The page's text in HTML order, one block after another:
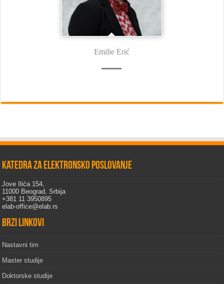
Emilie Erić
Katedra za elektronsko poslovanje
Jove Ilića 154,
11000 Beograd, Srbija
+381 11 3950895
elab-office@elab.rs
Brzi linkovi
Nastavni tim
Master studije
Doktorske studije